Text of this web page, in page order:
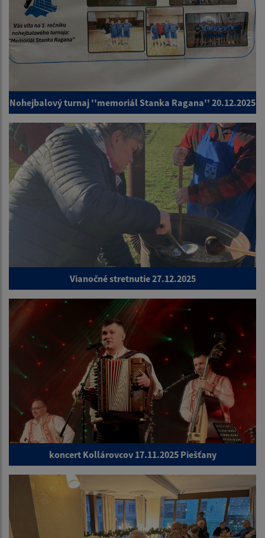
Nohejbalový turnaj ''memoriál Stanka Ragana'' 20.12.2025
Vianočné stretnutie 27.12.2025
koncert Kollárovcov 17.11.2025 Piešťany